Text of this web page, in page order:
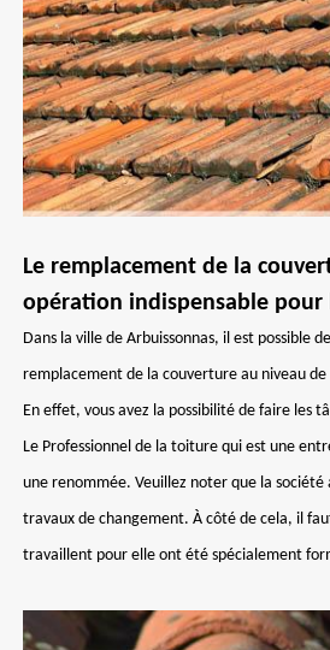
Le remplacement de la
opération indispensable pour
Dans la ville de Arbuissonnas, il est possible
remplacement de la couverture au niveau
En effet, vous avez la possibilité de faire les
Le Professionnel de la toiture qui est une
une renommée. Veuillez noter que la société
travaux de changement. À côté de cela, il
travaillent pour elle ont été spécialement